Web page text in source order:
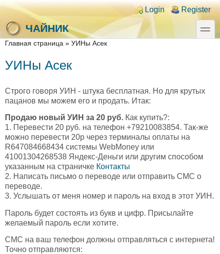
Skip to main content
Skip to search
Login links
Login Register
ЧАЙНИК
toggle
You are here
Главная страница » УИНы Асек
УИНы Асек
Строго говоря УИН - штука бесплатная. Но для крутых
пацанов мы можем его и продать. Итак:
Продаю новый УИН за 20 руб. Как купить?:
1. Перевести 20 руб. на телефон +79210083854. Так-же
можно перевести 20р через терминалы оплаты на
R647084668434 системы WebMoney или
41001304268538 Яндекс-Деньги или другим способом
указанным на страничке Контакты
2. Написать письмо о переводе или отправить СМС о
переводе.
3. Услышать от меня номер и пароль на вход в этот УИН.
Пароль будет состоять из букв и цифр. Присылайте
желаемый пароль если хотите.
СМС на ваш телефон должны отправляться с интернета!
Точно отправляются: